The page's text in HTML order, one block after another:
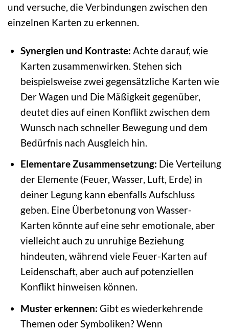
und versuche, die Verbindungen zwischen den
einzelnen Karten zu erkennen.
Synergien und Kontraste: Achte darauf, wie
Karten zusammenwirken. Stehen sich
beispielsweise zwei gegensätzliche Karten wie
Der Wagen und Die Mäßigkeit gegenüber,
deutet dies auf einen Konflikt zwischen dem
Wunsch nach schneller Bewegung und dem
Bedürfnis nach Ausgleich hin.
Elementare Zusammensetzung: Die Verteilung
der Elemente (Feuer, Wasser, Luft, Erde) in
deiner Legung kann ebenfalls Aufschluss
geben. Eine Überbetonung von Wasser-
Karten könnte auf eine sehr emotionale, aber
vielleicht auch zu unruhige Beziehung
hindeuten, während viele Feuer-Karten auf
Leidenschaft, aber auch auf potenziellen
Konflikt hinweisen können.
Muster erkennen: Gibt es wiederkehrende
Themen oder Symboliken? Wenn